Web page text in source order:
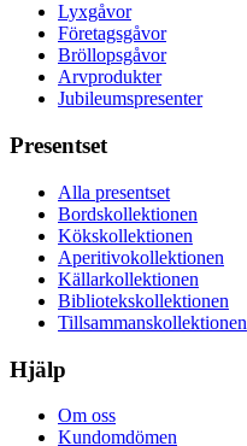
Lyxgåvor
Företagsgåvor
Bröllopsgåvor
Arvprodukter
Jubileumspresenter
Presentset
Alla presentset
Bordskollektionen
Kökskollektionen
Aperitivokollektionen
Källarkollektionen
Bibliotekskollektionen
Tillsammanskollektionen
Hjälp
Om oss
Kundomdömen